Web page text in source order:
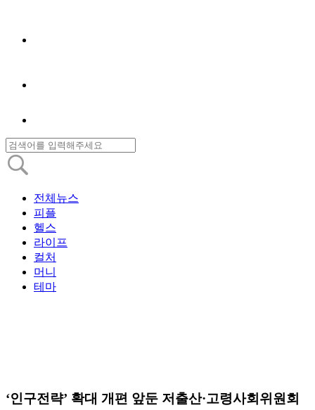
전체뉴스
피플
헬스
라이프
컬처
머니
테마
‘인구전략’ 확대 개편 앞둔 저출산·고령사회위원회